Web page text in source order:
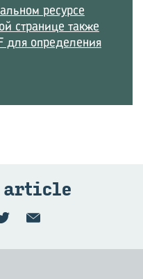
ресурсе
странице также
для определения
article